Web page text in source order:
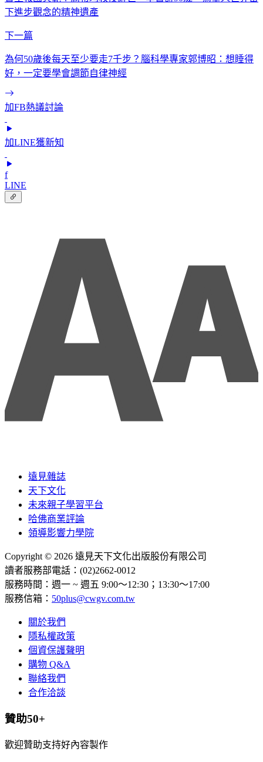
下進步觀念的精神遺產
下一篇
為何50歲後每天至少要走7千步？腦科學專家郭博昭：想睡得
好，一定要學會調節自律神經
加FB熱議討論
加LINE獲新知
f
LINE
遠見雜誌
天下文化
未來親子學習平台
哈佛商業評論
領導影響力學院
Copyright © 2026 遠見天下文化出版股份有限公司
讀者服務部電話：(02)2662-0012
服務時間：週一 ~ 週五 9:00～12:30；13:30～17:00
服務信箱： 50plus@cwgv.com.tw
關於我們
隱私權政策
個資保護聲明
購物 Q&A
聯絡我們
合作洽談
贊助50+
歡迎贊助支持好內容製作